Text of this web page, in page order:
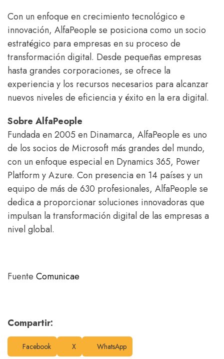
Con un enfoque en crecimiento tecnológico e
innovación, AlfaPeople se posiciona como un socio
estratégico para empresas en su proceso de
transformación digital. Desde pequeñas empresas
hasta grandes corporaciones, se ofrece la
experiencia y los recursos necesarios para alcanzar
nuevos niveles de eficiencia y éxito en la era digital.
Sobre AlfaPeople
Fundada en 2005 en Dinamarca, AlfaPeople es uno
de los socios de Microsoft más grandes del mundo,
con un enfoque especial en Dynamics 365, Power
Platform y Azure. Con presencia en 14 países y un
equipo de más de 630 profesionales, AlfaPeople se
dedica a proporcionar soluciones innovadoras que
impulsan la transformación digital de las empresas a
nivel global.
Fuente Comunicae
Compartir:
Facebook X WhatsApp